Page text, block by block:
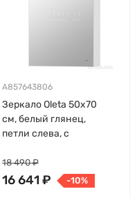
A857643806
Зеркало Oleta 50х70
см, белый глянец,
петли слева, с
16 641 ₽
18 490 ₽
-10%